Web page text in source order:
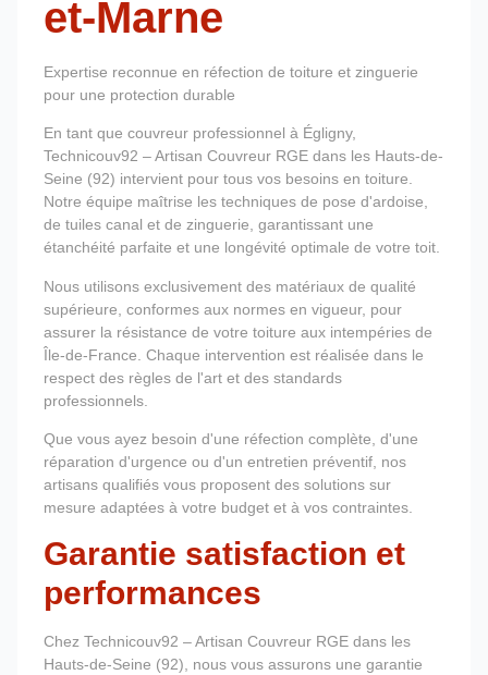
et-Marne
Expertise reconnue en réfection de toiture et zinguerie
pour une protection durable
En tant que couvreur professionnel à Égligny,
Technicouv92 – Artisan Couvreur RGE dans les Hauts-de-
Seine (92) intervient pour tous vos besoins en toiture.
Notre équipe maîtrise les techniques de pose d'ardoise,
de tuiles canal et de zinguerie, garantissant une
étanchéité parfaite et une longévité optimale de votre toit.
Nous utilisons exclusivement des matériaux de qualité
supérieure, conformes aux normes en vigueur, pour
assurer la résistance de votre toiture aux intempéries de
Île-de-France. Chaque intervention est réalisée dans le
respect des règles de l'art et des standards
professionnels.
Que vous ayez besoin d'une réfection complète, d'une
réparation d'urgence ou d'un entretien préventif, nos
artisans qualifiés vous proposent des solutions sur
mesure adaptées à votre budget et à vos contraintes.
Garantie satisfaction et
performances
Chez Technicouv92 – Artisan Couvreur RGE dans les
Hauts-de-Seine (92), nous vous assurons une garantie